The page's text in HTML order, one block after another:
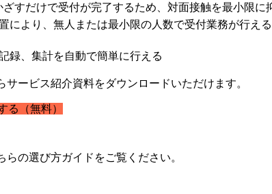
ざすだけで受付が完了するため、対面接触を最小限に
により、無人または最小限の人数で受付業務が行え
録、集計を自動で簡単に行える
ービス紹介資料をダウンロードいただけます。
る（無料）
の選び方ガイドをご覧ください。